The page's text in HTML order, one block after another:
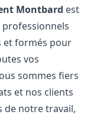
Montbard est
professionnels
et formés pour
vos
sommes fiers
et nos clients
de notre travail,